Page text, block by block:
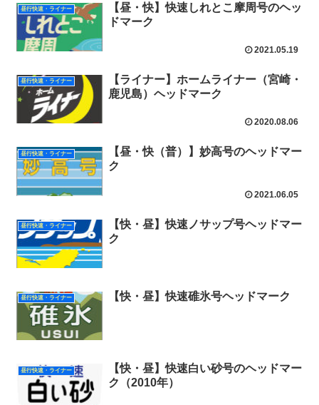
昼行快速・ライナー
【昼・快】快速しれとこ摩周号のヘッ
ドマーク
2021.05.19
昼行快速・ライナー
【ライナー】ホームライナー（宮崎・
鹿児島）ヘッドマーク
2020.08.06
昼行快速・ライナー
【昼・快（普）】妙高号のヘッドマー
ク
2021.06.05
昼行快速・ライナー
【快・昼】快速ノサップ号ヘッドマー
ク
昼行快速・ライナー 【快・昼】快速碓氷号ヘッドマーク
昼行快速・ライナー
【快・昼】快速白い砂号のヘッドマー
ク（2010年）